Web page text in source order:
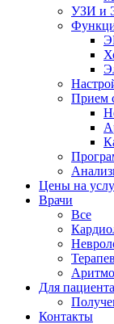
УЗИ и
Прием
Цены на
Врачи
Все
Для пациента
Контакты